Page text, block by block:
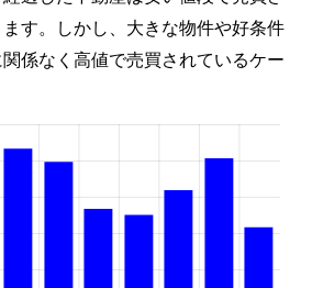
す。しかし、大きな物件や好条件
係なく高値で売買されているケー